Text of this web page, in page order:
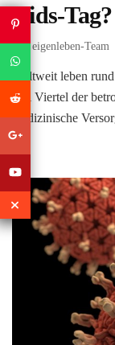
Aids-Tag?
voneigenleben-Team
Weltweit leben
drei Viertel der
medizinische